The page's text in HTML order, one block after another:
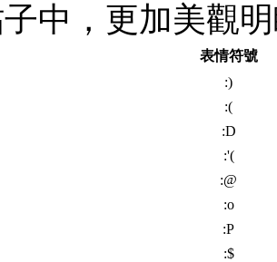
中，更加美觀
表情符號
:)
:(
:D
:'(
:@
:o
:P
:$